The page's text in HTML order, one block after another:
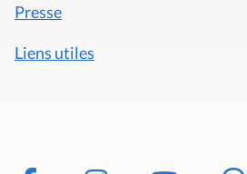
Presse
Liens utiles